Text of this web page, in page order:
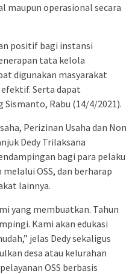
maupun operasional secara
positif bagi instansi
tata kelola
digunakan masyarakat
Serta dapat
Rabu (14/4/2021).
Perizinan Usaha dan Non
Dedy Trilaksana
bagi para pelaku
OSS, dan berharap
lainnya.
yang membuatkan. Tahun
Kami akan edukasi
jelas Dedy sekaligus
desa atau kelurahan
OSS berbasis